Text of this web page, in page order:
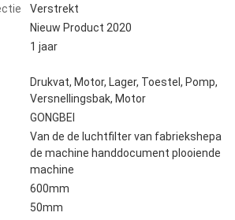
Verstrekt
Nieuw Product 2020
1 jaar
Drukvat, Motor, Lager, Toestel, Pomp,
Versnellingsbak, Motor
GONGBEI
Van de de luchtfilter van fabriekshepa
de machine handdocument plooiende
machine
600mm
50mm